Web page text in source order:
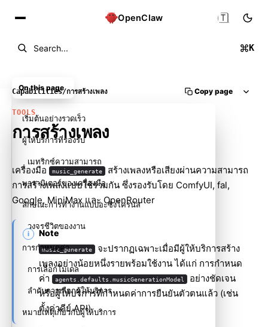
OpenClaw
Search... K
🇹🇭
Capabilities/การสร้างเพลง Copy page
TOOLS
การสร้างเพลง
เครื่องมือ music_generate สร้างเพลงหรือเสียงผ่านความสามารถ
การสร้างเพลงแบบใช้ร่วมกัน ซึ่งรองรับโดย ComfyUI, fal,
Google, MiniMax และ OpenRouter
Note
music_generate จะปรากฏเฉพาะเมื่อมีผู้ให้บริการสร้าง
เพลงอย่างน้อยหนึ่งรายพร้อมใช้งาน ได้แก่ การกำหนด
ค่า
agents.defaults.musicGenerationModel อย่างชัดเจน
หรือผู้ให้บริการที่กำหนดค่าการยืนยันตัวตนแล้ว (เช่น
ตั้งค่าคีย์ API)
On this page
เริ่มต้นอย่างรวดเร็ว
ผู้ให้บริการที่รองรับ
เมทริกซ์ความสามารถ
พารามิเตอร์ของเครื่องมือ
ลักษณะการทำงานแบบอะซิงโครนัส
วงจรชีวิตของงาน
การกำหนดค่า
การเลือกโมเดล
ลำดับการเลือกผู้ให้บริการ
หมายเหตุเกี่ยวกับผู้ให้บริการ